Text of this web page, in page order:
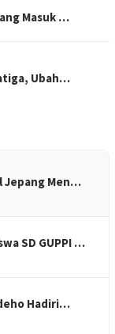
Masuk …
Ubah…
Jepang Men…
SD GUPPI …
Hadiri…